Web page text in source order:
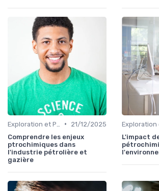
•
21/12/2025
Comprendre les enjeux
ptrochimiques dans
l'industrie pétrolière et
gazière
L'impact